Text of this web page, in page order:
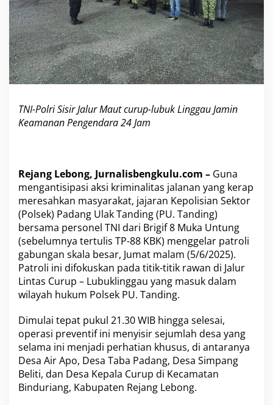
M
a
u
t
C
u
r
u
-
a
u
J
a
m
i
n
K
e
a
m
n
a
n
P
e
n
g
e
TNI-Polri Sisir Jalur Maut curup-lubuk Linggau Jamin
Keamanan Pengendara 24 Jam
Rejang Lebong, Jurnalisbengkulu.com – Guna
mengantisipasi aksi kriminalitas jalanan yang kerap
meresahkan masyarakat, jajaran Kepolisian Sektor
(Polsek) Padang Ulak Tanding (PU. Tanding)
bersama personel TNI dari Brigif 8 Muka Untung
(sebelumnya tertulis TP-88 KBK) menggelar patroli
gabungan skala besar, Jumat malam (5/6/2025).
Patroli ini difokuskan pada titik-titik rawan di Jalur
Lintas Curup – Lubuklinggau yang masuk dalam
wilayah hukum Polsek PU. Tanding.
Dimulai tepat pukul 21.30 WIB hingga selesai,
operasi preventif ini menyisir sejumlah desa yang
selama ini menjadi perhatian khusus, di antaranya
Desa Air Apo, Desa Taba Padang, Desa Simpang
Beliti, dan Desa Kepala Curup di Kecamatan
Binduriang, Kabupaten Rejang Lebong.